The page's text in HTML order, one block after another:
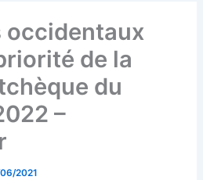
occidentaux
de la
du
–
2021